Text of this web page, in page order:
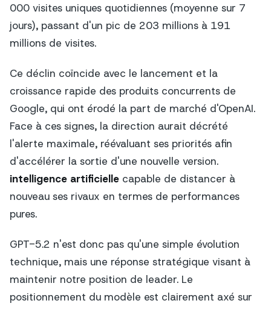
000 visites uniques quotidiennes (moyenne sur 7
jours), passant d'un pic de 203 millions à 191
millions de visites.
Ce déclin coïncide avec le lancement et la
croissance rapide des produits concurrents de
Google, qui ont érodé la part de marché d'OpenAI.
Face à ces signes, la direction aurait décrété
l'alerte maximale, réévaluant ses priorités afin
d'accélérer la sortie d'une nouvelle version.
intelligence artificielle capable de distancer à
nouveau ses rivaux en termes de performances
pures.
GPT-5.2 n'est donc pas qu'une simple évolution
technique, mais une réponse stratégique visant à
maintenir notre position de leader. Le
positionnement du modèle est clairement axé sur